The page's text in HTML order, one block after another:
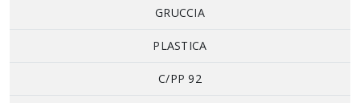
GRUCCIA
PLASTICA
C/PP 92